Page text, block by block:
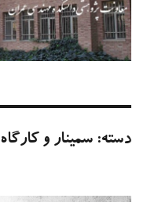
دسته:سمینار و کارگاه